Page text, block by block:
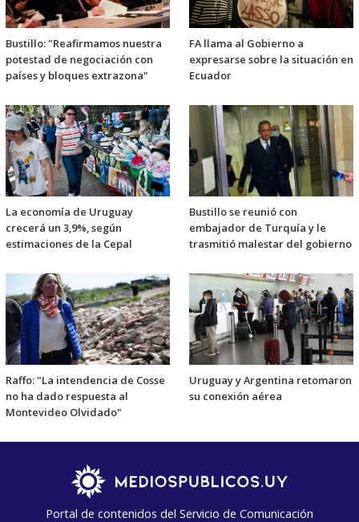
Bustillo: "Reafirmamos nuestra
potestad de negociación con
países y bloques extrazona"
FA llama al Gobierno a
expresarse sobre la situación en
Ecuador
La economía de Uruguay
crecerá un 3,9%, según
estimaciones de la Cepal
Bustillo se reunió con
embajador de Turquía y le
trasmitió malestar del gobierno
Raffo: "La intendencia de Cosse
no ha dado respuesta al
Montevideo Olvidado"
Uruguay y Argentina retomaron
su conexión aérea
Portal de contenidos del Servicio de Comunicación